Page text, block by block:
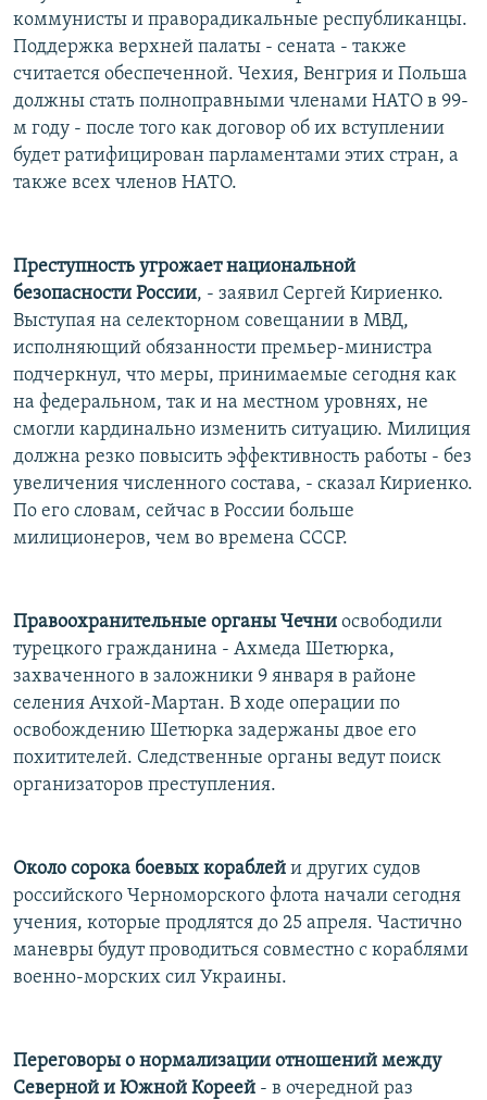
коммунисты и праворадикальные республиканцы.
Поддержка верхней палаты - сената - также
считается обеспеченной. Чехия, Венгрия и Польша
должны стать полноправными членами НАТО в 99-
м году - после того как договор об их вступлении
будет ратифицирован парламентами этих стран, а
также всех членов НАТО.
Преступность угрожает национальной
безопасности России, - заявил Сергей Кириенко.
Выступая на селекторном совещании в МВД,
исполняющий обязанности премьер-министра
подчеркнул, что меры, принимаемые сегодня как
на федеральном, так и на местном уровнях, не
смогли кардинально изменить ситуацию. Милиция
должна резко повысить эффективность работы - без
увеличения численного состава, - сказал Кириенко.
По его словам, сейчас в России больше
милиционеров, чем во времена СССР.
Правоохранительные органы Чечни освободили
турецкого гражданина - Ахмеда Шетюрка,
захваченного в заложники 9 января в районе
селения Ачхой-Мартан. В ходе операции по
освобождению Шетюрка задержаны двое его
похитителей. Следственные органы ведут поиск
организаторов преступления.
Около сорока боевых кораблей и других судов
российского Черноморского флота начали сегодня
учения, которые продлятся до 25 апреля. Частично
маневры будут проводиться совместно с кораблями
военно-морских сил Украины.
Переговоры о нормализации отношений между
Северной и Южной Кореей - в очередной раз